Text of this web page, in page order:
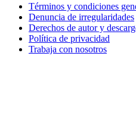
Términos y condiciones
Denuncia de irregularidades
Derechos de autor y
Política de privacidad
Trabaja con nosotros